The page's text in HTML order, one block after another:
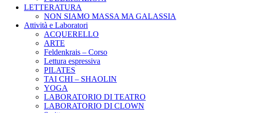
LETTERATURA
NON SIAMO MASSA MA GALASSIA
Attività e Laboratori
ACQUERELLO
ARTE
Feldenkrais – Corso
Lettura espressiva
PILATES
TAI CHI – SHAOLIN
YOGA
LABORATORIO DI TEATRO
LABORATORIO DI CLOWN